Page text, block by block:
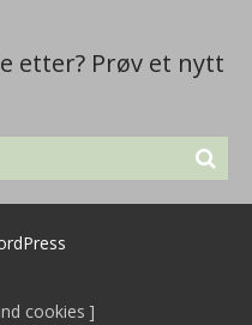
etter? Prøv et nytt
cookies